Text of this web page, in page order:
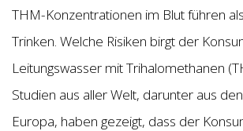
THM-Konzentrationen im Blut führen
Trinken. Welche Risiken birgt der
Leitungswasser mit Trihalomethanen
Studien aus aller Welt, darunter aus
Europa, haben gezeigt, dass der